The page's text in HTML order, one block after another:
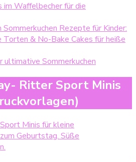
im Waffelbecher für die
Rezepte für Kinder:
Torten & No-Bake Cakes für heiße
ultimative Sommerkuchen
Ritter Sport Minis